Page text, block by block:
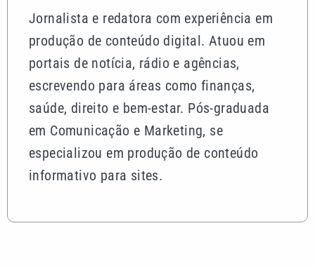
Jornalista e redatora com experiência em
produção de conteúdo digital. Atuou em
portais de notícia, rádio e agências,
escrevendo para áreas como finanças,
saúde, direito e bem-estar. Pós-graduada
em Comunicação e Marketing, se
especializou em produção de conteúdo
informativo para sites.